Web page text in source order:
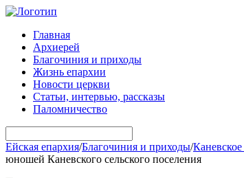
Главная
Архиерей
Благочиния и приходы
Жизнь епархии
Новости церкви
Статьи, интервью, рассказы
Паломничество
Ейская епархия/Благочиния и приходы/
юношей Каневского сельского поселения